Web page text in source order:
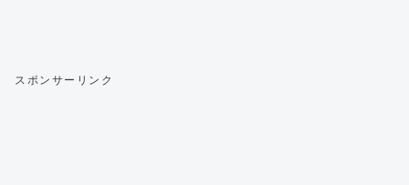
スポンサーリンク